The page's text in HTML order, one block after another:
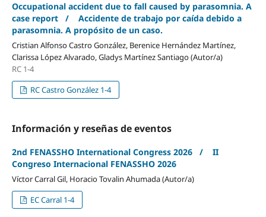
Occupational accident due to fall caused by parasomnia. A
case report / Accidente de trabajo por caída debido a
parasomnia. A propósito de un caso.
Cristian Alfonso Castro González, Berenice Hernández Martínez,
Clarissa López Alvarado, Gladys Martínez Santiago (Autor/a)
RC 1-4
RC Castro González 1-4
Información y reseñas de eventos
2nd FENASSHO International Congress 2026 / II
Congreso Internacional FENASSHO 2026
Víctor Carral Gil, Horacio Tovalin Ahumada (Autor/a)
EC Carral 1-4